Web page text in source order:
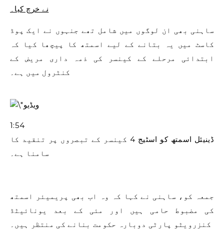
نے خرچ کیا۔
ساہنی بھی ان لوگوں میں شامل تھے جنہوں نے ایک پوڈ
کاسٹ میں یہ بتانے کے لیے اسمتھ کا پیچھا کیا کہ
ابتدائی مرحلے کے کینسر کی ذمہ داری مریض کے
کنٹرول میں ہے۔
1:54
ڈینیئل اسمتھ کو اسٹیج 4 کینسر کے تبصروں پر تنقید کا
سامنا ہے۔
جمعہ کو، ساہنی نے کہا کہ وہ اب بھی پریمیئر اسمتھ
کی مضبوط حامی ہیں اور مئی کے بعد یونائیٹڈ
کنزرویٹو پارٹی دوبارہ حکومت بنانے کی منتظر ہیں۔